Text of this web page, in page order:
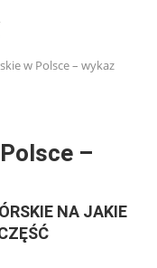
w Polsce – wykaz
–
NA JAKIE